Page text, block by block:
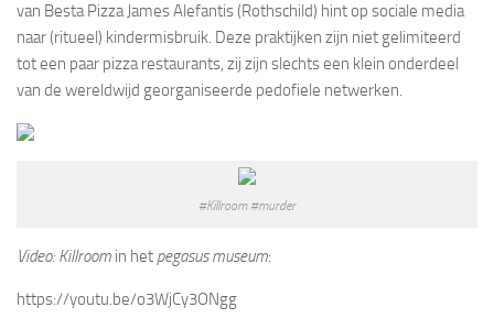
van Besta Pizza James Alefantis (Rothschild) hint op sociale media
naar (ritueel) kindermisbruik. Deze praktijken zijn niet gelimiteerd
tot een paar pizza restaurants, zij zijn slechts een klein onderdeel
van de wereldwijd georganiseerde pedofiele netwerken.
#Killroom #murder
Video: Killroom in het pegasus museum:
https://youtu.be/o3WjCy3ONgg